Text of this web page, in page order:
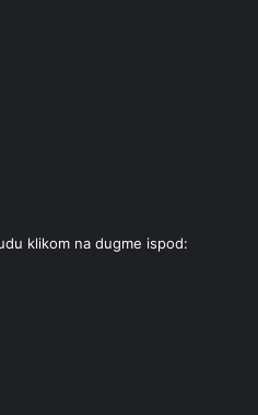
klikom na dugme ispod: